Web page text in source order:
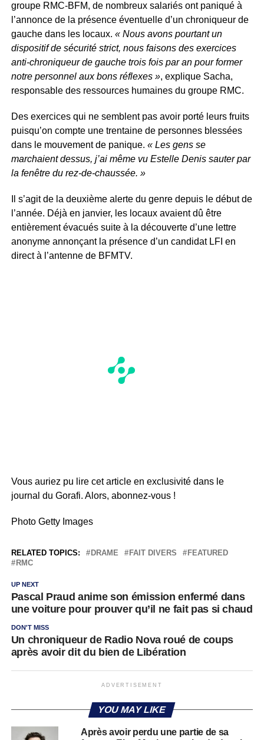
groupe RMC-BFM, de nombreux salariés ont paniqué à
l’annonce de la présence éventuelle d’un chroniqueur de
gauche dans les locaux. « Nous avons pourtant un
dispositif de sécurité strict, nous faisons des exercices
anti-chroniqueur de gauche trois fois par an pour former
notre personnel aux bons réflexes », explique Sacha,
responsable des ressources humaines du groupe RMC.
Des exercices qui ne semblent pas avoir porté leurs fruits
puisqu’on compte une trentaine de personnes blessées
dans le mouvement de panique. « Les gens se
marchaient dessus, j’ai même vu Estelle Denis sauter par
la fenêtre du rez-de-chaussée. »
Il s’agit de la deuxième alerte du genre depuis le début de
l’année. Déjà en janvier, les locaux avaient dû être
entièrement évacués suite à la découverte d’une lettre
anonyme annonçant la présence d’un candidat LFI en
direct à l’antenne de BFMTV.
Vous auriez pu lire cet article en exclusivité dans le
journal du Gorafi. Alors, abonnez-vous !
Photo Getty Images
RELATED TOPICS: DRAME FAIT DIVERS
FEATURED
RMC
UP NEXT
Pascal Praud anime son émission enfermé dans
une voiture pour prouver qu’il ne fait pas si chaud
DON'T MISS
Un chroniqueur de Radio Nova roué de coups
après avoir dit du bien de Libération
ADVERTISEMENT
YOU MAY LIKE
Après avoir perdu une partie de sa